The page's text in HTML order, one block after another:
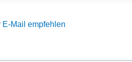
E-Mail empfehlen